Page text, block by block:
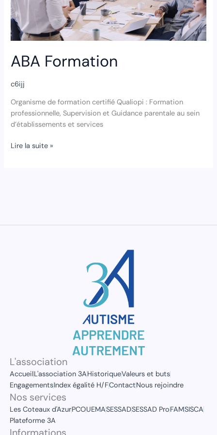
ABA Formation
c6ijj
Organisme de formation certifié Qualiopi : Formation
professionnelle, Supervision et Guidance parentale au sein
d’établissements et services
Lire la suite »
L'association
AccueilL'association 3AHistoriqueValeurs et buts
EngagementsIndex égalité H/FContactNous rejoindre
Nos services
Les Coteaux d'AzurPCOUEMASESSADSESSAD ProFAMSISCA
Plateforme 3A